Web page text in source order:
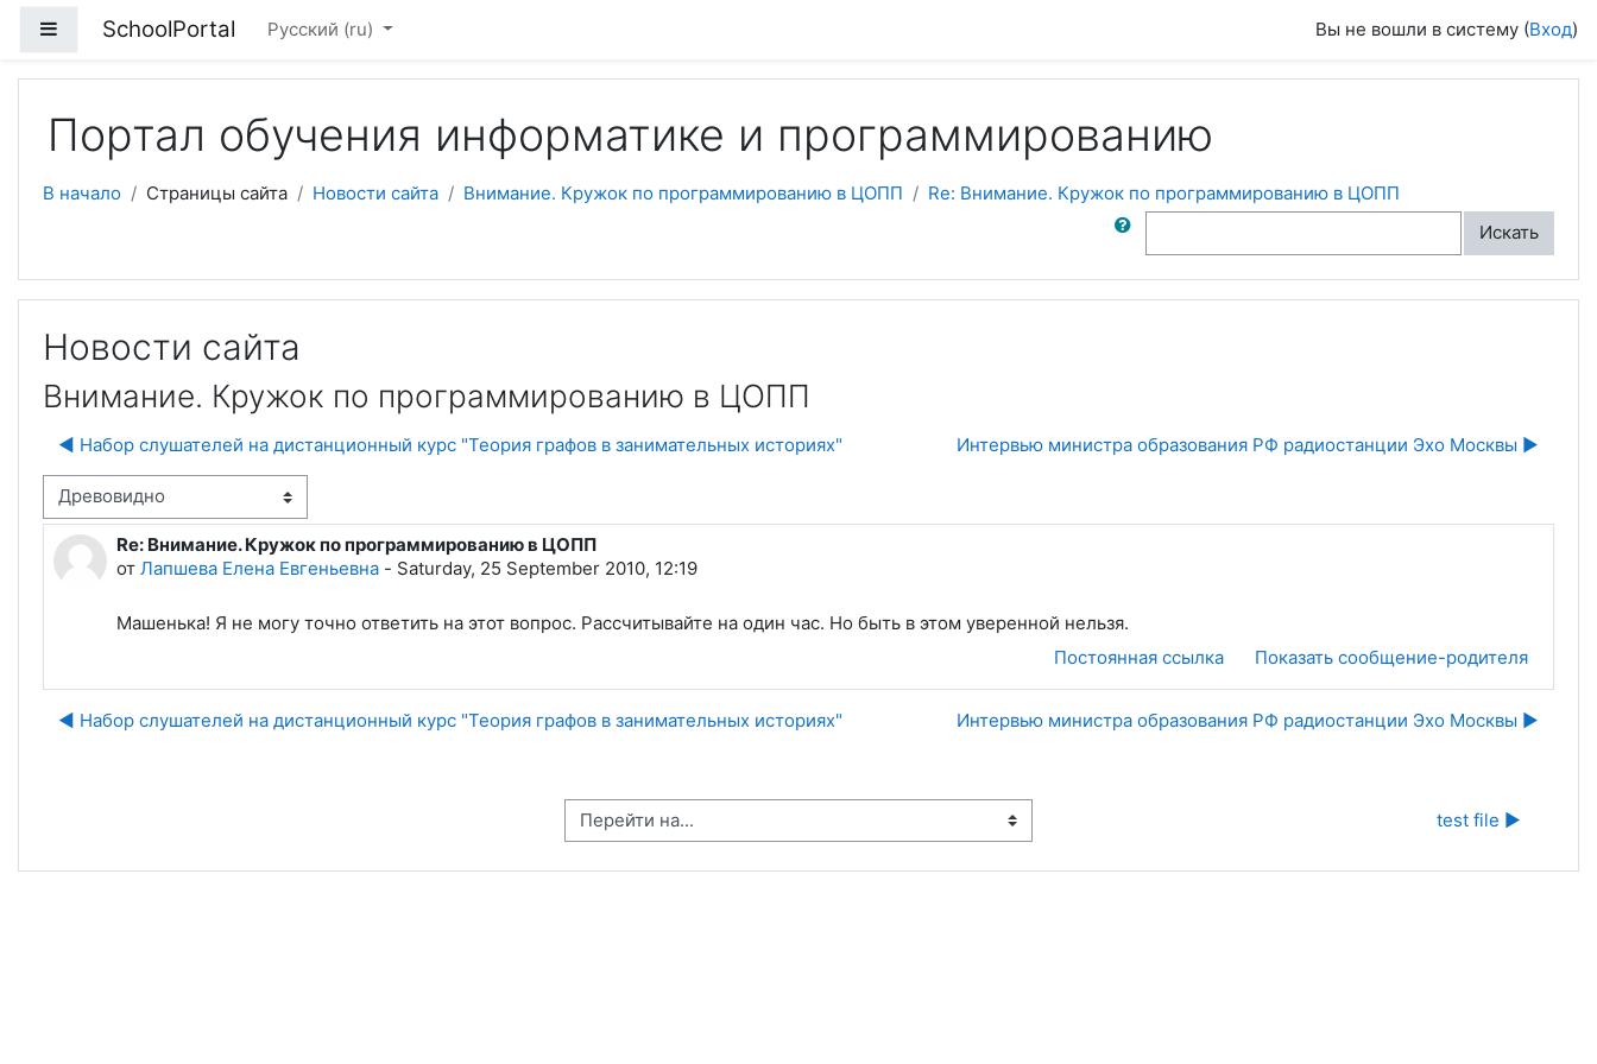
Боковая панель
SchoolPortal Русский ‎(ru)‎ Вы не вошли в систему (Вход)
Портал обучения информатике и программированию
В начало Страницы сайта Новости сайта Внимание. Кружок по программированию в ЦОПП Re: Внимание. Кружок по программированию в ЦОПП
Поиск по форумам
Искать
Новости сайта
Внимание. Кружок по программированию в ЦОПП
◀︎ Набор слушателей на дистанционный курс "Теория графов в занимательных историях" Интервью министра образования РФ радиостанции Эхо Москвы ▶︎
отображения
Re: Внимание. Кружок по программированию в ЦОПП
от Лапшева Елена Евгеньевна - Saturday, 25 September 2010, 12:19
Количество ответов: 0
Машенька! Я не могу точно ответить на этот вопрос. Рассчитывайте на один час. Но быть в этом уверенной нельзя.
Постоянная ссылка
Показать сообщение-родителя
◀︎ Набор слушателей на дистанционный курс "Теория графов в занимательных историях" Интервью министра образования РФ радиостанции Эхо Москвы ▶︎
Перейти на... test file ▶︎